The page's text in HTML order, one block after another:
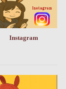
Instagram